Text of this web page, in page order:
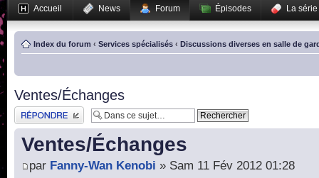
Accueil News Forum Épisodes La série
Index du forum ‹ Services spécialisés ‹ Discussions diverses en salle de
Ventes/Échanges
Publier une réponse
Ventes/Échanges
par Fanny-Wan Kenobi » Sam 11 Fév 2012 01:28